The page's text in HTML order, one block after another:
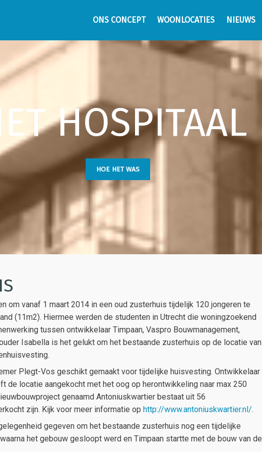
ONS CONCEPT WOONLOCATIES NIEUWS
HOSPITAAL
HOE HET WAS
om vanaf 1 maart 2014 in een oud zusterhuis tijdelijk 120 jongeren te
(11m2). Hiermee werden de studenten in Utrecht die woningzoekend
tussen ontwikkelaar Timpaan, Vaspro Bouwmanagement,
Isabella is het gelukt om het bestaande zusterhuis op de locatie van
Plegt-Vos geschikt gemaakt voor tijdelijke huisvesting. Ontwikkelaar
de locatie aangekocht met het oog op herontwikkeling naar max 250
genaamd Antoniuskwartier bestaat uit 56
zijn. Kijk voor meer informatie op http://www.antoniuskwartier.nl/.
gegeven om het bestaande zusterhuis nog een tijdelijke
het gebouw gesloopt werd en Timpaan startte met de bouw van de